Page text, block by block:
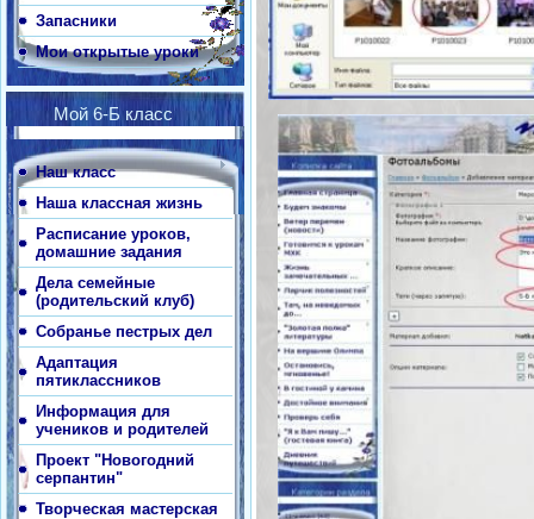
Запасники
Мои открытые уроки
Мой 6-Б класс
Наш класс
Наша классная жизнь
Расписание уроков,
домашние задания
Дела семейные
(родительский клуб)
Собранье пестрых дел
Адаптация
пятиклассников
Информация для
учеников и родителей
Проект "Новогодний
серпантин"
Творческая мастерская